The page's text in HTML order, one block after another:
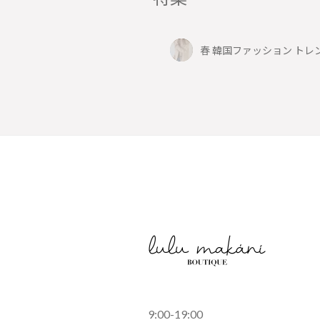
春 韓国ファッション トレ
9:00-19:00